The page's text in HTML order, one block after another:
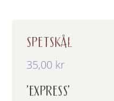
SPETSKÅL
35,00 kr
’EXPRESS’